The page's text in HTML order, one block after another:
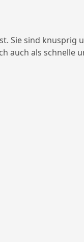
Sie sind knusprig
auch als schnelle